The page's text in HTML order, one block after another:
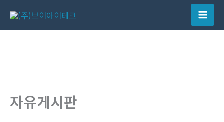
츠
Main
자유게시판